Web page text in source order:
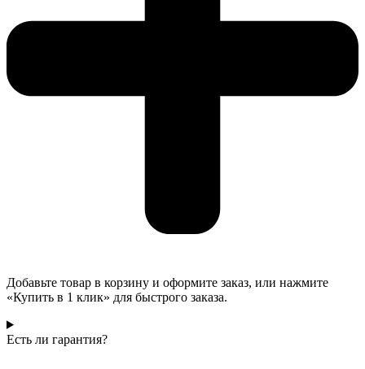
Добавьте товар в корзину и оформите заказ, или нажмите
«Купить в 1 клик» для быстрого заказа.
Есть ли гарантия?